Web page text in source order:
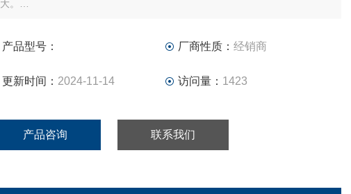
大。
发送报价。
产品型号： 厂商性质： 经销商
更新时间： 2024-11-14 访问量： 1423
产品咨询 联系我们